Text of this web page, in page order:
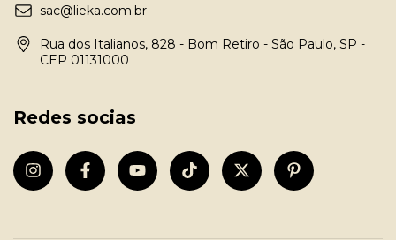
sac@lieka.com.br
Rua dos Italianos, 828 - Bom Retiro - São Paulo, SP -
CEP 01131000
Redes socias